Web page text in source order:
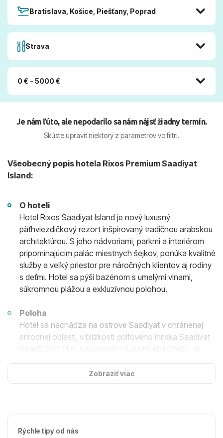
Bratislava, Košice, Piešťany, Poprad
Strava
0 € - 5000 €
Je nám ľúto, ale nepodarilo sa nám nájsť žiadny termín.
Skúste upraviť niektorý z parametrov vo filtri.
Všeobecný popis hotela Rixos Premium Saadiyat
Island:
O hoteli
Hotel Rixos Saadiyat Island je nový luxusný
päťhviezdičkový rezort inšpirovaný tradičnou arabskou
architektúrou. S jeho nádvoriami, parkmi a interiérom
pripomínajúcim palác miestnych šejkov, ponúka kvalitné
služby a veľký priestor pre náročných klientov aj rodiny
s deťmi. Hotel sa pýši bazénom s umelými vlnami,
súkromnou plážou a exkluzívnou polohou.
Poloha
Hotel sa nachádza na ostrove Saadiyat v chránenej
prírodnej oblasti, v blízkosti golfového ihriska Saadiyat
od Ferrari World a Yas Waterworld.
dekorované v príjemných farbách s výhľadom na záliv,
Zobraziť viac
Rýchle tipy od nás